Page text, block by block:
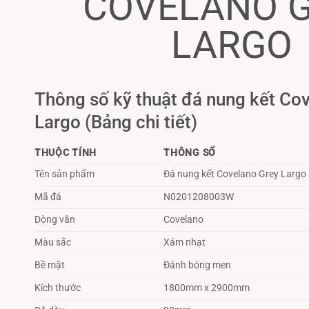
LARGO
Thông số kỹ thuật đá nung kết
Largo (Bảng chi tiết)
THUỘC TÍNH
THÔNG SỐ
Tên sản phẩm
Đá nung kết Covelano Grey Largo
Mã đá
N0201208003W
Dòng vân
Covelano
Màu sắc
Xám nhạt
Bề mặt
Đánh bóng men
Kích thước
1800mm x 2900mm